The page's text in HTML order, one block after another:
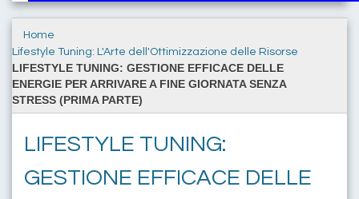
Home
Lifestyle Tuning: L'Arte dell'Ottimizzazione delle Risorse
LIFESTYLE TUNING: GESTIONE EFFICACE DELLE
ENERGIE PER ARRIVARE A FINE GIORNATA SENZA
STRESS (PRIMA PARTE)
LIFESTYLE TUNING:
GESTIONE EFFICACE DELLE